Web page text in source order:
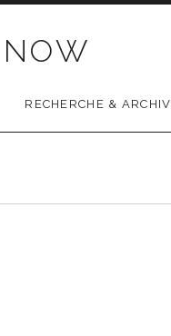
RECHERCHE & ARCHIV